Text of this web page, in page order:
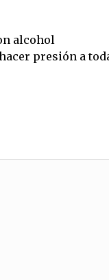
alcohol
presión a